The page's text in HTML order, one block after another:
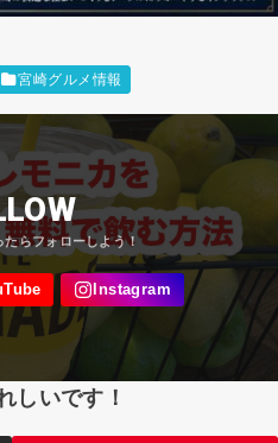
宮崎グルメ情報
しいです！